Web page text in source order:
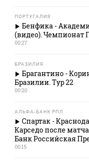
ПОРТУГАЛИЯ
Бенфика -
(видео). Чемпионат
00:27
БРАЗИЛИЯ
Брагантино -
Бразилии. Тур 22
00:20
АЛЬФА-БАНК РПЛ
Спартак -
Карседо после
Банк Российская
00:15